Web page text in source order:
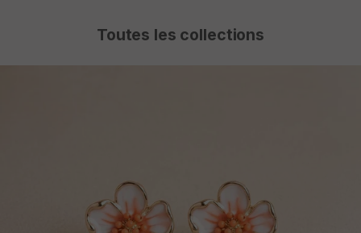
Toutes les collections